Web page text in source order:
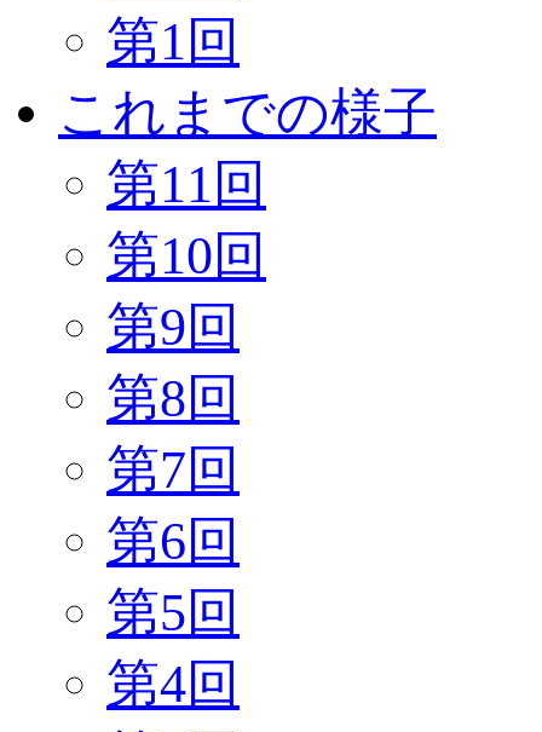
第1回
これまでの様子
第11回
第10回
第9回
第8回
第7回
第6回
第5回
第4回